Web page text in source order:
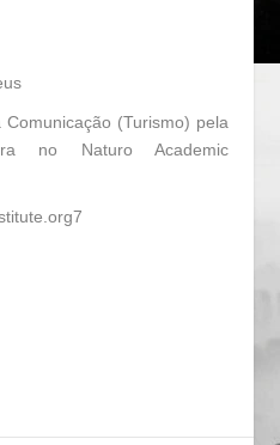
(Turismo) pela
no Naturo Academic